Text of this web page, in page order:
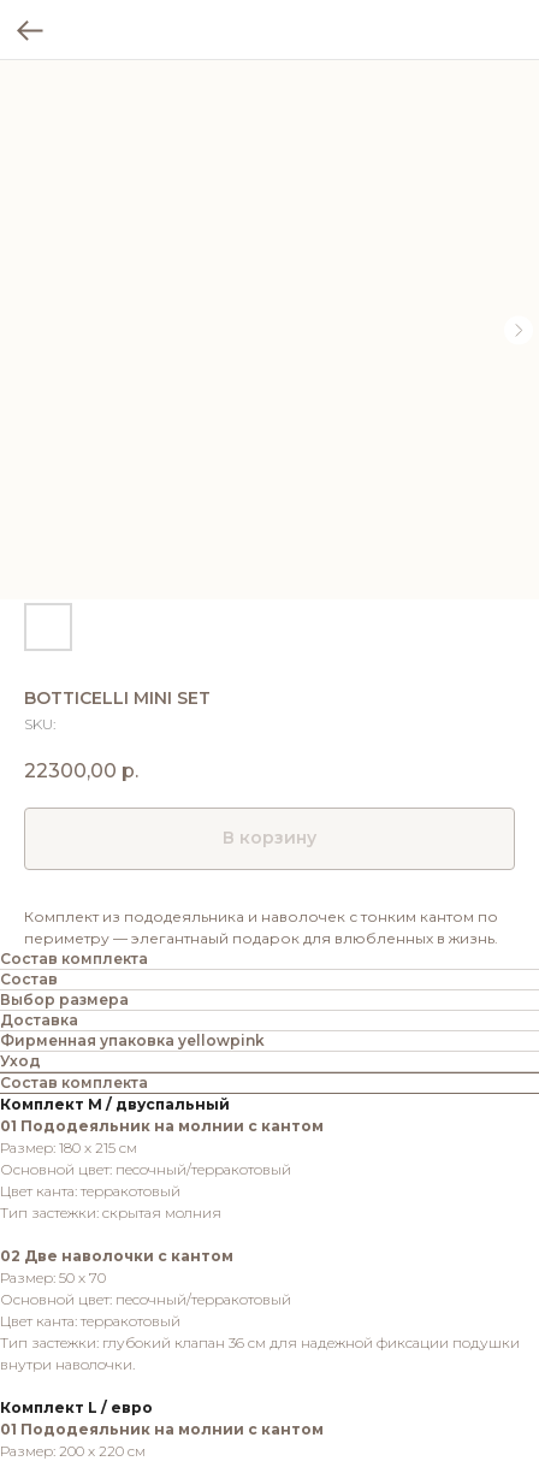
BOTTICELLI MINI SET
SKU:
22300,00 р.
В корзину
Комплект из пододеяльника и наволочек с тонким кантом по
периметру — элегантнаый подарок для влюбленных в жизнь.
Состав комплекта
Состав
Выбор размера
Доставка
Фирменная упаковка yellowpink
Уход
Состав комплекта
Комплект M / двуспальный
01 Пододеяльник на молнии с кантом
Размер: 180 х 215 см
Основной цвет: песочный/терракотовый
Цвет канта: терракотовый
Тип застежки: скрытая молния
02 Две наволочки с кантом
Размер: 50 х 70
Основной цвет: песочный/терракотовый
Цвет канта: терракотовый
Тип застежки: глубокий клапан 36 см для надежной фиксации подушки
внутри наволочки.
Комплект L / евро
01 Пододеяльник на молнии с кантом
Размер: 200 х 220 см